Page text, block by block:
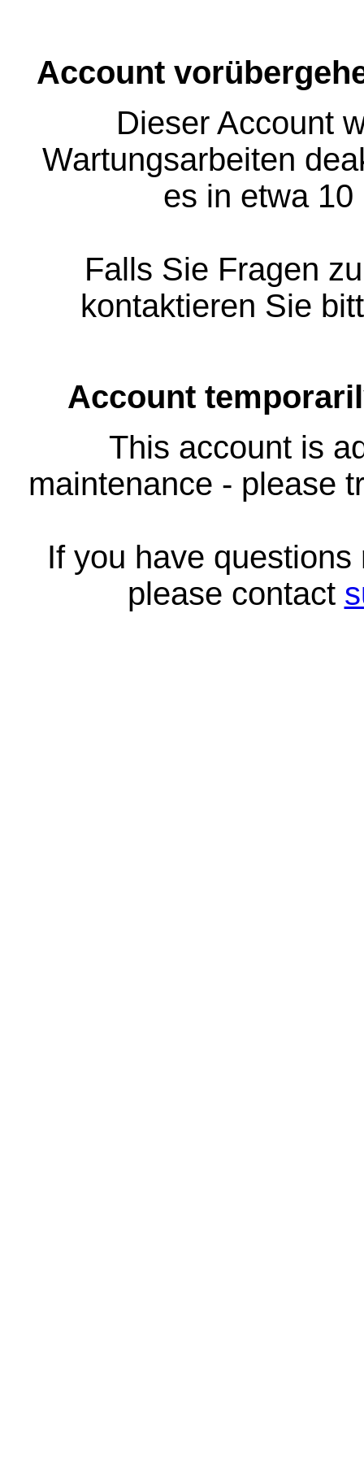
Account
Dieser Account
Wartungsarbeiten
es in etwa
Falls Sie Fragen
kontaktieren Sie
Account
This account is
maintenance - please
If you have
please contact